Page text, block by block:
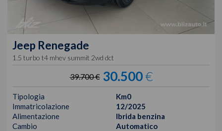
Jeep Renegade
1.5 turbo t4 mhev summit 2wd dct
39.700 € 30.500€
Tipologia
Km0
Immatricolazione
12/2025
Alimentazione
Ibrida benzina
Cambio
Automatico